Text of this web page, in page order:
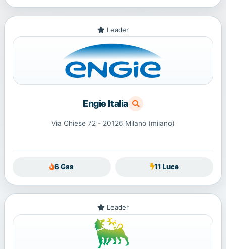
Leader
Engie Italia
Via Chiese 72 - 20126 Milano (milano)
6 Gas 11 Luce
Leader